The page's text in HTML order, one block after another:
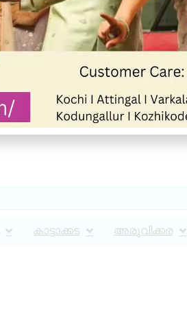
കാട്ടാക്കട അരുവിക്കര